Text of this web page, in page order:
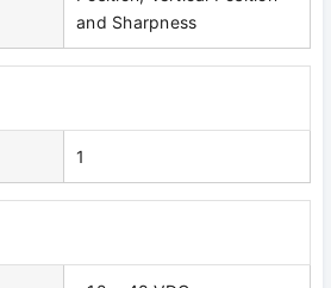
and Sharpness
1